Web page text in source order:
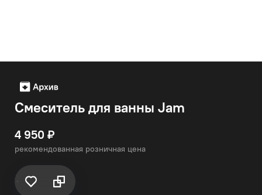
Смеситель для ванны Jam
4 950 ₽
рекомендованная розничная цена